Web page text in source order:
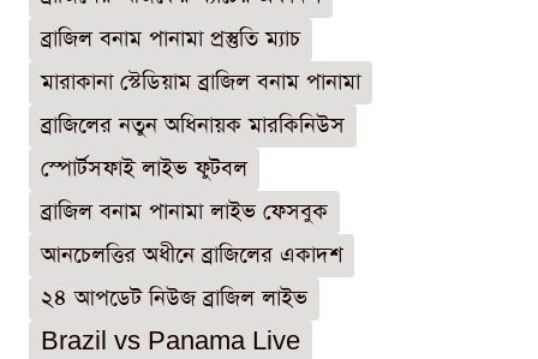
ব্রাজিল বনাম পানামা প্রস্তুতি ম্যাচ
মারাকানা স্টেডিয়াম ব্রাজিল বনাম পানামা
ব্রাজিলের নতুন অধিনায়ক মারকিনিউস
স্পোর্টসফাই লাইভ ফুটবল
ব্রাজিল বনাম পানামা লাইভ ফেসবুক
আনচেলত্তির অধীনে ব্রাজিলের একাদশ
২৪ আপডেট নিউজ ব্রাজিল লাইভ
Brazil vs Panama Live